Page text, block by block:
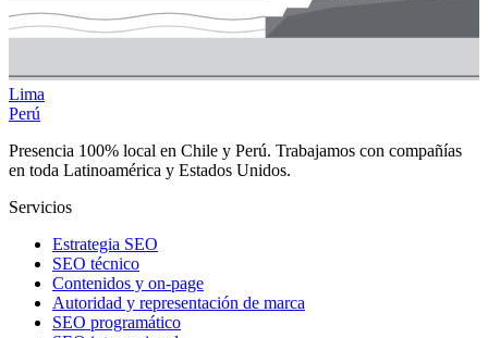
Lima
Perú
Presencia 100% local en Chile y Perú. Trabajamos con compañías
en toda Latinoamérica y Estados Unidos.
Servicios
Estrategia SEO
SEO técnico
Contenidos y on-page
Autoridad y representación de marca
SEO programático